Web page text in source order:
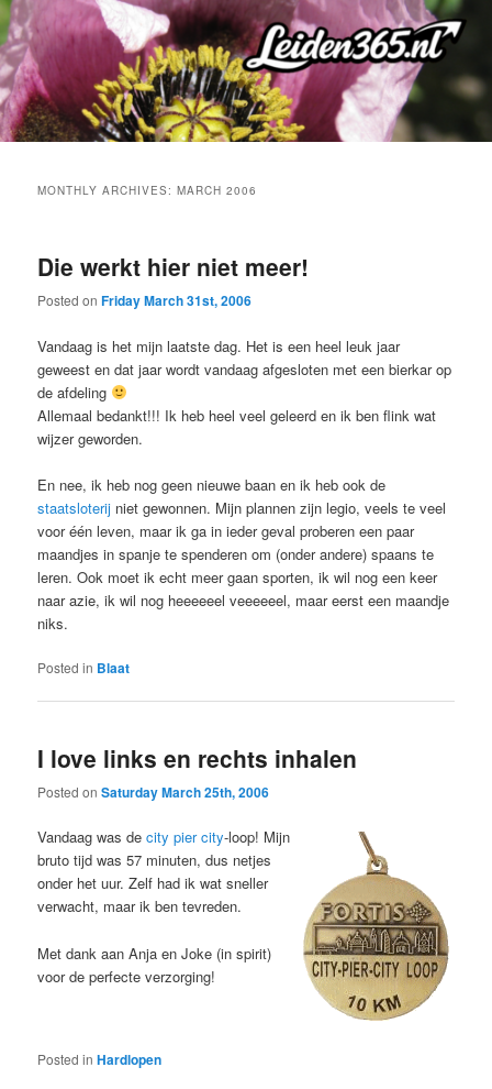
Skip
to
primary
content
Skip
to
secondary
content
MONTHLY ARCHIVES:MARCH 2006
Die werkt hier niet meer!
Posted onFriday March 31st, 2006
Vandaag is het mijn laatste dag. Het is een heel leuk jaar
geweest en dat jaar wordt vandaag afgesloten met een bierkar op
de afdeling
Allemaal bedankt!!! Ik heb heel veel geleerd en ik ben flink wat
wijzer geworden.
En nee, ik heb nog geen nieuwe baan en ik heb ook de
staatsloterij niet gewonnen. Mijn plannen zijn legio, veels te veel
voor één leven, maar ik ga in ieder geval proberen een paar
maandjes in spanje te spenderen om (onder andere) spaans te
leren. Ook moet ik echt meer gaan sporten, ik wil nog een keer
naar azie, ik wil nog heeeeeel veeeeeel, maar eerst een maandje
niks.
Posted in Blaat
I love links en rechts inhalen
Posted onSaturday March 25th, 2006
Vandaag was decity pier city-loop! Mijn
bruto tijd was 57 minuten, dus netjes
onder het uur. Zelf had ik wat sneller
verwacht, maar ik ben tevreden.
Met dank aan Anja en Joke (in spirit)
voor de perfecte verzorging!
Posted in Hardlopen